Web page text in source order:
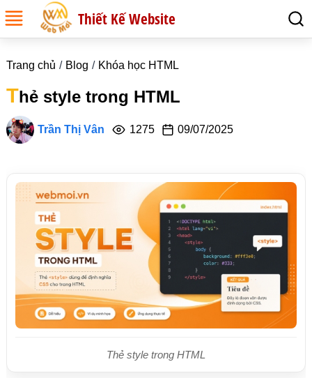
Thiết Kế Website
Trang chủ Blog Khóa học HTML
Thẻ style trong HTML
Trần Thị Vân 1275 09/07/2025
Thẻ style trong HTML